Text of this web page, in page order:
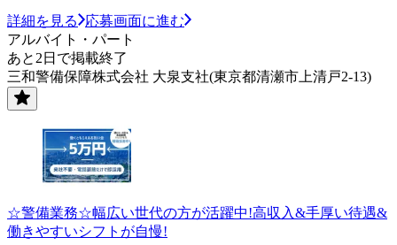
詳細を見る
応募画面に進む
アルバイト・パート
あと2日で掲載終了
三和警備保障株式会社 大泉支社(東京都清瀬市上清戸2-13)
☆警備業務☆幅広い世代の方が活躍中!高収入&手厚い待遇&
働きやすいシフトが自慢!